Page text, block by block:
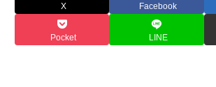
X Facebook
Pocket LINE